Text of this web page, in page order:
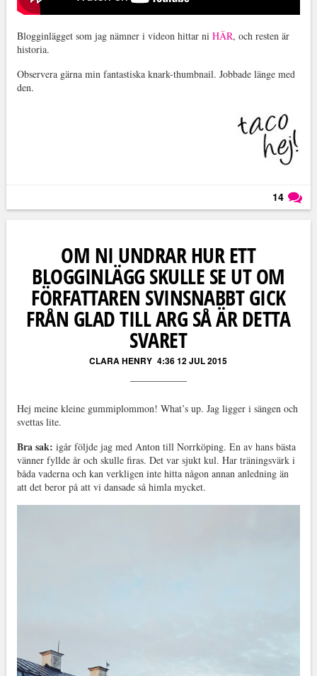
Blogginlägget som jag nämner i videon hittar ni HÄR, och resten är
historia.
Observera gärna min fantastiska knark-thumbnail. Jobbade länge med
den.
14
OM NI UNDRAR HUR ETT
BLOGGINLÄGG SKULLE SE UT OM
FÖRFATTAREN SVINSNABBT GICK
FRÅN GLAD TILL ARG SÅ ÄR DETTA
SVARET
CLARA HENRY 4:36 12 JUL 2015
Hej meine kleine gummiplommon! What’s up. Jag ligger i sängen och
svettas lite.
Bra sak: igår följde jag med Anton till Norrköping. En av hans bästa
vänner fyllde år och skulle firas. Det var sjukt kul. Har träningsvärk i
båda vaderna och kan verkligen inte hitta någon annan anledning än
att det beror på att vi dansade så himla mycket.